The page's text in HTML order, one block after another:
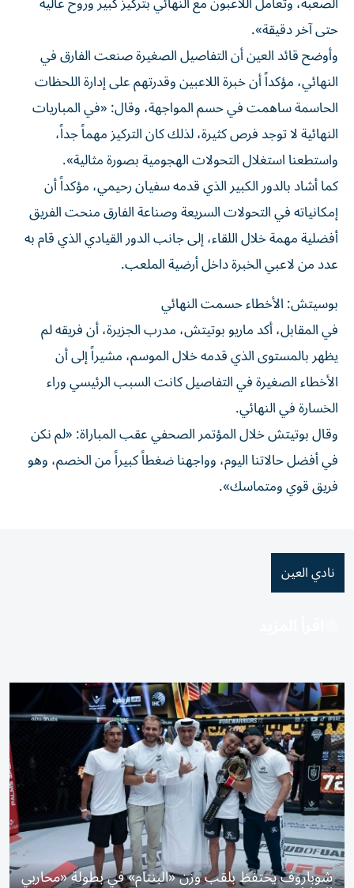
حتى آخر دقيقة».
وأوضح قائد العين أن التفاصيل الصغيرة صنعت الفارق في
النهائي، مؤكداً أن خبرة اللاعبين وقدرتهم على إدارة اللحظات
الحاسمة ساهمت في حسم المواجهة، وقال: «في المباريات
النهائية لا توجد فرص كثيرة، لذلك كان التركيز مهماً جداً،
واستطعنا استغلال التحولات الهجومية بصورة مثالية».
كما أشاد بالدور الكبير الذي قدمه سفيان رحيمي، مؤكداً أن
إمكانياته في التحولات السريعة وصناعة الفارق منحت الفريق
أفضلية مهمة خلال اللقاء، إلى جانب الدور القيادي الذي قام به
عدد من لاعبي الخبرة داخل أرضية الملعب.
بوسيتش: الأخطاء حسمت النهائي
في المقابل، أكد ماريو بوتيتش، مدرب الجزيرة، أن فريقه لم
يظهر بالمستوى الذي قدمه خلال الموسم، مشيراً إلى أن
الأخطاء الصغيرة في التفاصيل كانت السبب الرئيسي وراء
الخسارة في النهائي.
وقال بوتيتش خلال المؤتمر الصحفي عقب المباراة: «لم نكن
في أفضل حالاتنا اليوم، وواجهنا ضغطاً كبيراً من الخصم، وهو
فريق قوي ومتماسك».
نادي العين
شوباروف يحتفظ بلقب وزن «البنتام» في بطولة «محاربي